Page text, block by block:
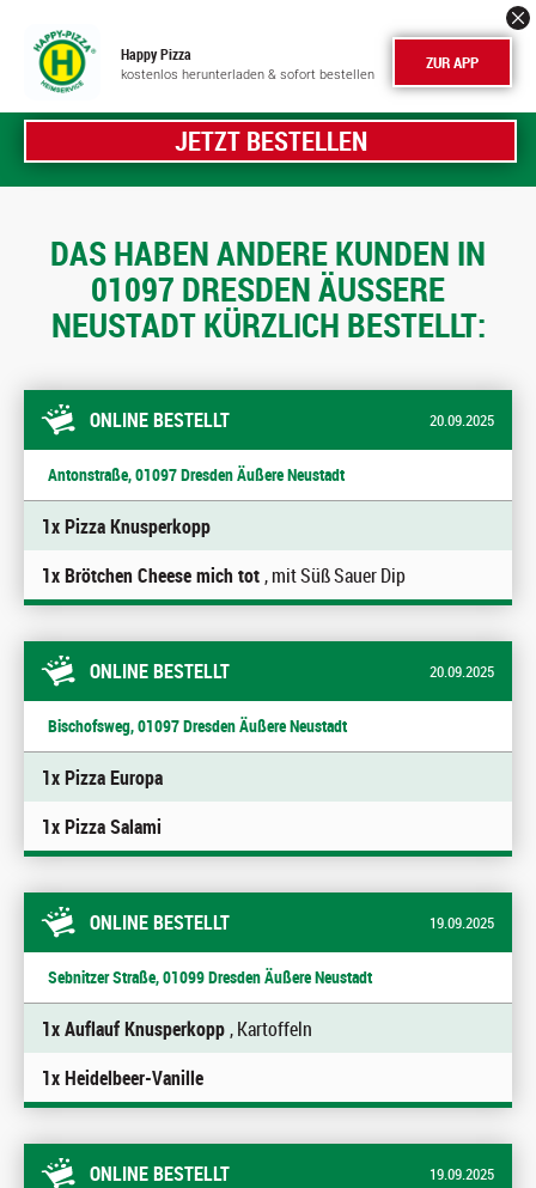
Happy Pizza
kostenlos herunterladen & sofort bestellen ZUR APP
JETZT BESTELLEN
DAS HABEN ANDERE KUNDEN IN
01097 DRESDEN ÄUSSERE N
EUSTADT KÜRZLICH BESTELLT:
ONLINE BESTELLT 20.09.2025
Antonstraße, 01097 Dresden Äußere Neustadt
1x Pizza Knusperkopp
1x Brötchen Cheese mich tot, mit Süß Sauer Dip
ONLINE BESTELLT 20.09.2025
Bischofsweg, 01097 Dresden Äußere Neustadt
1x Pizza Europa
1x Pizza Salami
ONLINE BESTELLT 19.09.2025
Sebnitzer Straße, 01099 Dresden Äußere Neustadt
1x Auflauf Knusperkopp, Kartoffeln
1x Heidelbeer-Vanille
ONLINE BESTELLT 19.09.2025